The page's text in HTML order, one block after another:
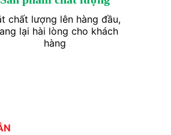
chất lượng lên hàng đầu,
lại hài lòng cho khách
hàng